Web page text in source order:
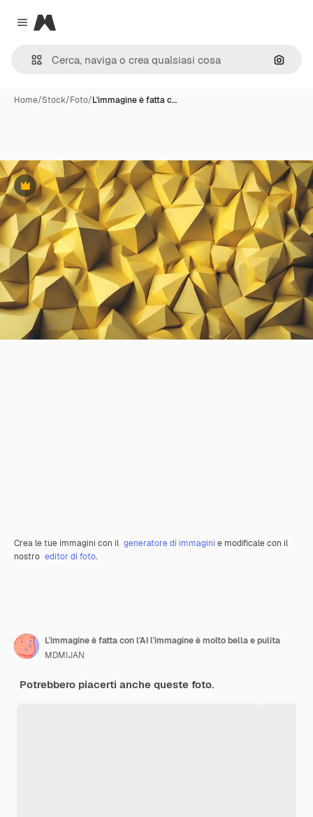
Close menu
Magnific
Cerca
Home/Stock/Foto/L'immagine è fatta c…
Premium
Crea le tue immagini con il generatore di immagini e modificale con il
nostro editor di foto.
L'immagine è fatta con l'AI l'immagine è molto bella e pulita
MDMIJAN
Potrebbero piacerti anche queste foto.